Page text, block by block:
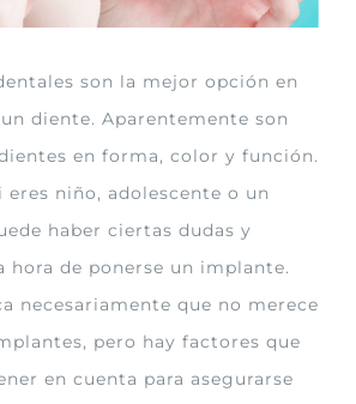
son la mejor opción en
diente. Aparentemente son
en forma, color y función.
eres niño, adolescente o un
haber ciertas dudas y
hora de ponerse un implante.
necesariamente que no merece
pero hay factores que
en cuenta para asegurarse